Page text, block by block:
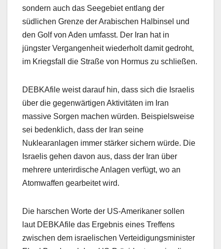
sondern auch das Seegebiet entlang der
südlichen Grenze der Arabischen Halbinsel und
den Golf von Aden umfasst. Der Iran hat in
jüngster Vergangenheit wiederholt damit gedroht,
im Kriegsfall die Straße von Hormus zu schließen.
DEBKAfile weist darauf hin, dass sich die Israelis
über die gegenwärtigen Aktivitäten im Iran
massive Sorgen machen würden. Beispielsweise
sei bedenklich, dass der Iran seine
Nuklearanlagen immer stärker sichern würde. Die
Israelis gehen davon aus, dass der Iran über
mehrere unterirdische Anlagen verfügt, wo an
Atomwaffen gearbeitet wird.
Die harschen Worte der US-Amerikaner sollen
laut DEBKAfile das Ergebnis eines Treffens
zwischen dem israelischen Verteidigungsminister